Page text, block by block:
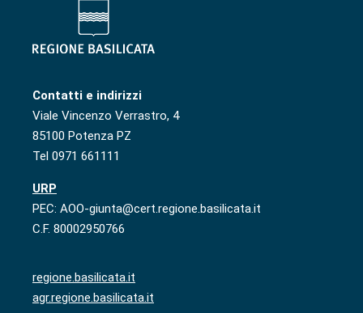
Contatti e indirizzi
Viale Vincenzo Verrastro, 4
85100 Potenza PZ
Tel 0971 661111
URP
PEC: AOO-giunta@cert.regione.basilicata.it
C.F. 80002950766
regione.basilicata.it
agr.regione.basilicata.it